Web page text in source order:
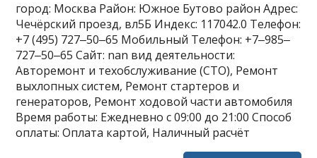
город: Москва Район: Южное Бутово район Адрес:
Чечёрский проезд, вл5Б Индекс: 117042.0 Телефон:
+7 (495) 727‒50‒65 Мобильный Телефон: +7‒985‒
727‒50‒65 Сайт: nan вид деятельности:
Авторемонт и техобслуживание (СТО), Ремонт
выхлопных систем, Ремонт стартеров и
генераторов, Ремонт ходовой части автомобиля
Время работы: Ежедневно с 09:00 до 21:00 Способ
оплаты: Оплата картой, Наличный расчёт